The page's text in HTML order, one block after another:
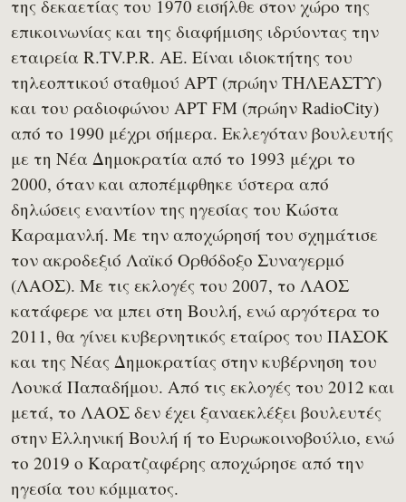
της δεκαετίας του 1970 εισήλθε στον χώρο της
επικοινωνίας και της διαφήμισης ιδρύοντας την
εταιρεία R.TV.P.R. ΑΕ. Είναι ιδιοκτήτης του
τηλεοπτικού σταθμού ΑΡΤ (πρώην ΤΗΛΕΑΣΤΥ)
και του ραδιοφώνου ΑΡΤ FM (πρώην RadioCity)
από το 1990 μέχρι σήμερα. Εκλεγόταν βουλευτής
με τη Νέα Δημοκρατία από το 1993 μέχρι το
2000, όταν και αποπέμφθηκε ύστερα από
δηλώσεις εναντίον της ηγεσίας του Κώστα
Καραμανλή. Με την αποχώρησή του σχημάτισε
τον ακροδεξιό Λαϊκό Ορθόδοξο Συναγερμό
(ΛΑΟΣ). Με τις εκλογές του 2007, το ΛΑΟΣ
κατάφερε να μπει στη Βουλή, ενώ αργότερα το
2011, θα γίνει κυβερνητικός εταίρος του ΠΑΣΟΚ
και της Νέας Δημοκρατίας στην κυβέρνηση του
Λουκά Παπαδήμου. Από τις εκλογές του 2012 και
μετά, το ΛΑΟΣ δεν έχει ξαναεκλέξει βουλευτές
στην Ελληνική Βουλή ή το Ευρωκοινοβούλιο, ενώ
το 2019 ο Καρατζαφέρης αποχώρησε από την
ηγεσία του κόμματος.